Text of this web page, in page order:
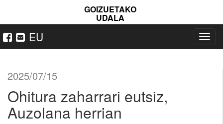
GOIZUETAKO
UDALA
EU
ireki
2025/07/15
Ohitura zaharrari eutsiz,
Auzolana herrian